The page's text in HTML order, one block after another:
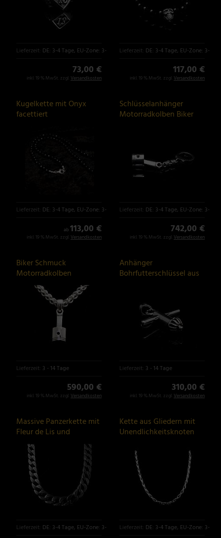
Lieferzeit: DE: 3-4 Tage, EU-Zone: 3-6 Tage
73,00 €
inkl. 19 % MwSt. zzgl. Versandkosten
Lieferzeit: DE: 3-4 Tage, EU-Zone: 3-6
117,00 €
inkl. 19 % MwSt. zzgl. Versandkosten
Kugelkette mit Onyx
facettiert
Lieferzeit: DE: 3-4 Tage, EU-Zone: 3-6 Tage
ab113,00 €
inkl. 19 % MwSt. zzgl. Versandkosten
Schlüsselanhänger
Motorradkolben Biker
Lieferzeit: DE: 3-4 Tage, EU-Zone: 3-6
742,00 €
inkl. 19 % MwSt. zzgl. Versandkosten
Biker Schmuck
Motorradkolben
Anhänger aus Silber
Lieferzeit: 3 - 14 Tage
590,00 €
inkl. 19 % MwSt. zzgl. Versandkosten
Anhänger
Bohrfutterschlüssel aus
Lieferzeit: 3 - 14 Tage
310,00 €
inkl. 19 % MwSt. zzgl. Versandkosten
Massive Panzerkette mit
Fleur de Lis und
Flügelmusterung
Lieferzeit: DE: 3-4 Tage, EU-Zone: 3-6 Tage
Kette aus Gliedern mit
Unendlichkeitsknoten
Lieferzeit: DE: 3-4 Tage, EU-Zone: 3-6